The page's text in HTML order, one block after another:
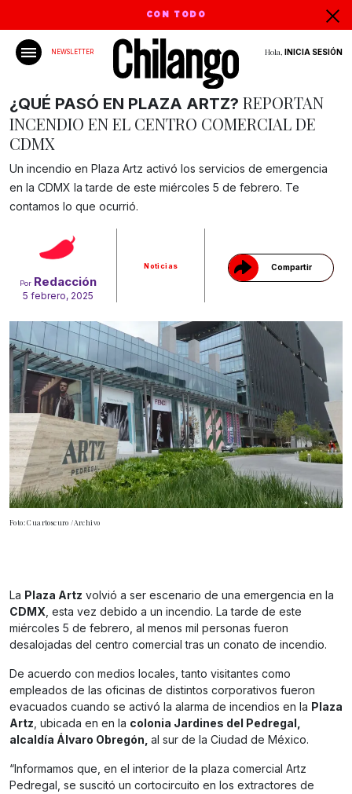
CON TODO
NEWSLETTER Hola, INICIA SESIÓN
Por Redacción
5 febrero, 2025
Noticias Compartir
Gracias!
¿QUÉ PASÓ EN PLAZA ARTZ? REPORTAN
INCENDIO EN EL CENTRO COMERCIAL DE
CDMX
Un incendio en Plaza Artz activó los servicios de emergencia
en la CDMX la tarde de este miércoles 5 de febrero. Te
contamos lo que ocurrió.
Foto: Cuartoscuro /Archivo
La Plaza Artz volvió a ser escenario de una emergencia en la
CDMX, esta vez debido a un incendio. La tarde de este
miércoles 5 de febrero, al menos mil personas fueron
desalojadas del centro comercial tras un conato de incendio.
De acuerdo con medios locales, tanto visitantes como
empleados de las oficinas de distintos corporativos fueron
evacuados cuando se activó la alarma de incendios en la Plaza
Artz, ubicada en en la colonia Jardines del Pedregal,
alcaldía Álvaro Obregón, al sur de la Ciudad de México.
“Informamos que, en el interior de la plaza comercial Artz
Pedregal, se suscitó un cortocircuito en los extractores de